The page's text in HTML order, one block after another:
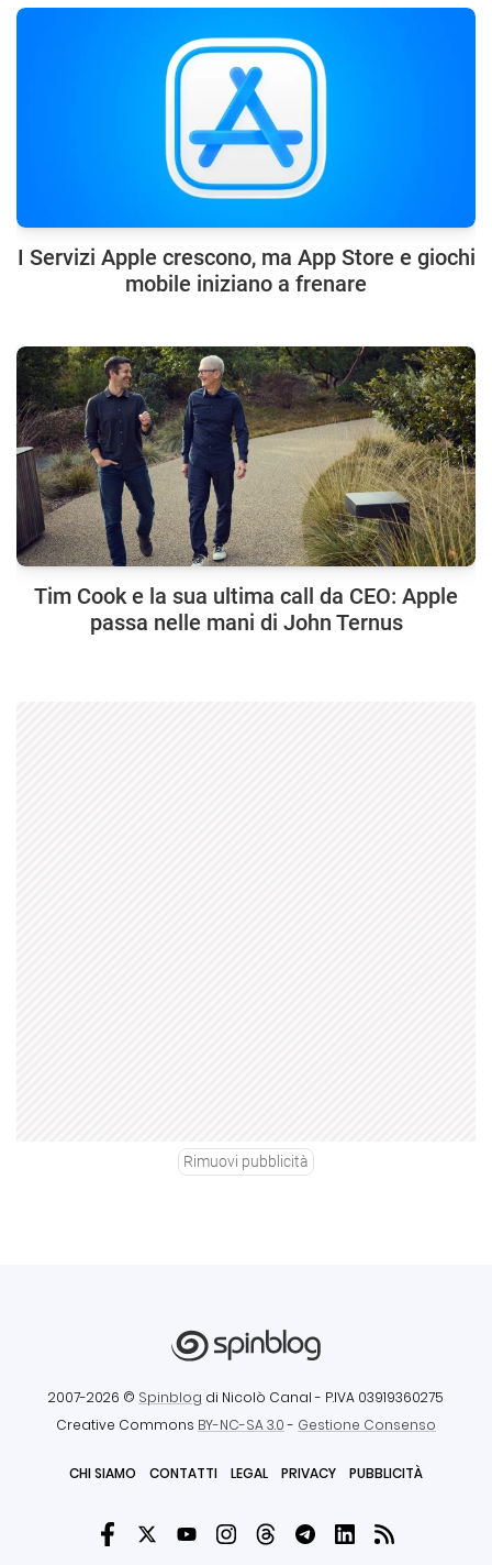
I Servizi Apple crescono, ma App Store e giochi
mobile iniziano a frenare
Tim Cook e la sua ultima call da CEO: Apple
passa nelle mani di John Ternus
Rimuovi pubblicità
2007-2026 © Spinblog di Nicolò Canal - P.IVA 03919360275
Creative Commons BY-NC-SA 3.0- Gestione Consenso
CHI SIAMO CONTATTI LEGAL PRIVACY PUBBLICITÀ